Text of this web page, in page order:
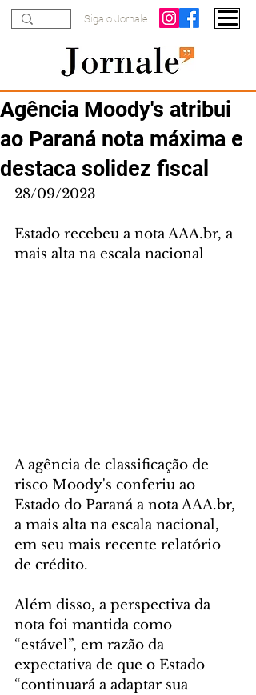
Siga o Jornale
Agência Moody's atribui
ao Paraná nota máxima e
destaca solidez fiscal
28/09/2023
Estado recebeu a nota AAA.br, a
mais alta na escala nacional
A agência de classificação de
risco Moody's conferiu ao
Estado do Paraná a nota AAA.br,
a mais alta na escala nacional,
em seu mais recente relatório
de crédito.
Além disso, a perspectiva da
nota foi mantida como
“estável”, em razão da
expectativa de que o Estado
“continuará a adaptar sua